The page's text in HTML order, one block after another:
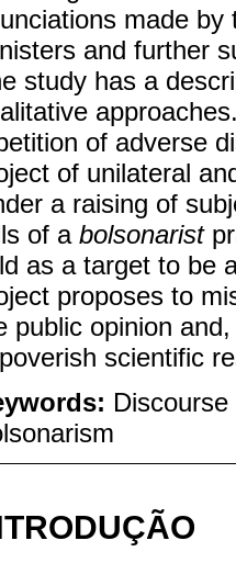
made
and further
study has a
of adverse
of unilateral
a raising of
of a bolsonarist
as a target to be
proposes to
public opinion
scientific